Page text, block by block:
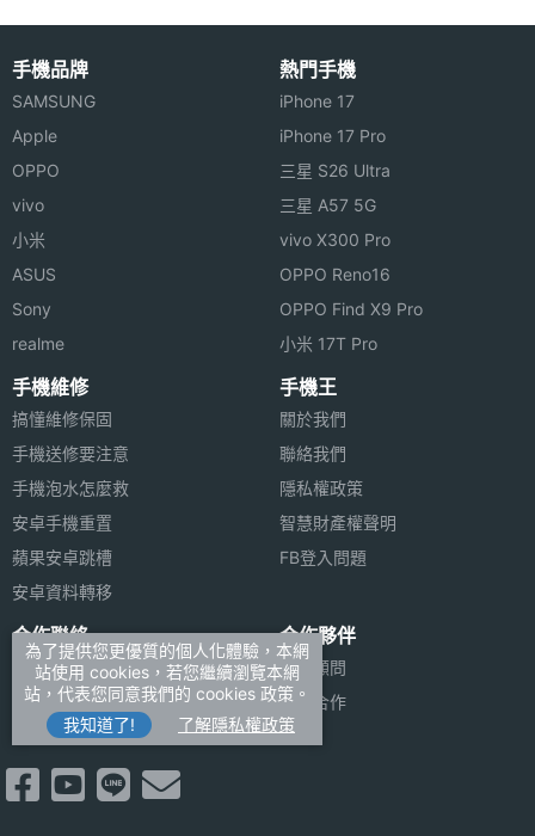
手機品牌
SAMSUNG
Apple
OPPO
vivo
小米
ASUS
Sony
realme
熱門手機
iPhone 17
iPhone 17 Pro
三星 S26 Ultra
三星 A57 5G
vivo X300 Pro
OPPO Reno16
OPPO Find X9 Pro
小米 17T Pro
手機維修
搞懂維修保固
手機送修要注意
手機泡水怎麼救
安卓手機重置
蘋果安卓跳槽
安卓資料轉移
手機王
關於我們
聯絡我們
隱私權政策
智慧財產權聲明
FB登入問題
合作聯絡
廣告刊登
加入商店報價
新聞聯絡
合作夥伴
法律顧問
媒體合作
為了提供您更優質的個人化體驗，本網
站使用 cookies，若您繼續瀏覽本網
站，代表您同意我們的 cookies 政策。
我知道了!
了解隱私權政策